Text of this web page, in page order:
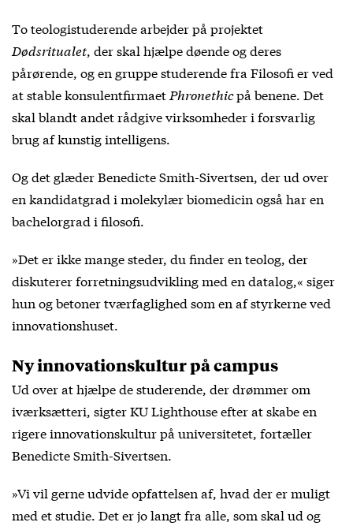
To teologistuderende arbejder på projektet
Dødsritualet , der skal hjælpe døende og deres
pårørende, og en gruppe studerende fra Filosofi er ved
at stable konsulentfirmaet Phronethicpå benene. Det
skal blandt andet rådgive virksomheder i forsvarlig
brug af kunstig intelligens.
Og det glæder Benedicte Smith-Sivertsen, der ud over
en kandidatgrad i molekylær biomedicin også har en
bachelorgrad i filosofi.
»Det er ikke mange steder, du finder en teolog, der
diskuterer forretningsudvikling med en datalog,« siger
hun og betoner tværfaglighed som en af styrkerne ved
innovationshuset.
Ny innovationskultur på campus
Ud over at hjælpe de studerende, der drømmer om
iværksætteri, sigter KU Lighthouse efter at skabe en
rigere innovationskultur på universitetet, fortæller
Benedicte Smith-Sivertsen.
»Vi vil gerne udvide opfattelsen af, hvad der er muligt
med et studie. Det er jo langt fra alle, som skal ud og